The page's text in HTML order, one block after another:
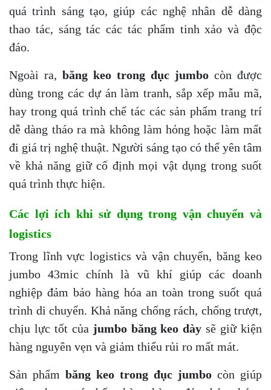
quá trình sáng tạo, giúp các nghệ nhân dễ dàng
thao tác, sáng tác các tác phẩm tinh xảo và độc
đáo.
Ngoài ra, băng keo trong đục jumbo còn được
dùng trong các dự án làm tranh, sắp xếp mẫu mã,
hay trong quá trình chế tác các sản phẩm trang trí
dễ dàng tháo ra mà không làm hỏng hoặc làm mất
đi giá trị nghệ thuật. Người sáng tạo có thể yên tâm
về khả năng giữ cố định mọi vật dụng trong suốt
quá trình thực hiện.
Các lợi ích khi sử dụng trong vận chuyển và
logistics
Trong lĩnh vực logistics và vận chuyển, băng keo
jumbo 43mic chính là vũ khí giúp các doanh
nghiệp đảm bảo hàng hóa an toàn trong suốt quá
trình di chuyển. Khả năng chống rách, chống trượt,
chịu lực tốt của jumbo băng keo dày sẽ giữ kiện
hàng nguyên vẹn và giảm thiểu rủi ro mất mát.
Sản phẩm băng keo trong đục jumbo còn giúp